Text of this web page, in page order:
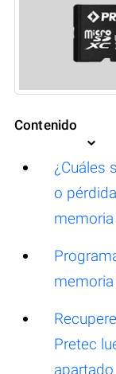
Contenido
¿Cuáles
o
Pretec
apartado